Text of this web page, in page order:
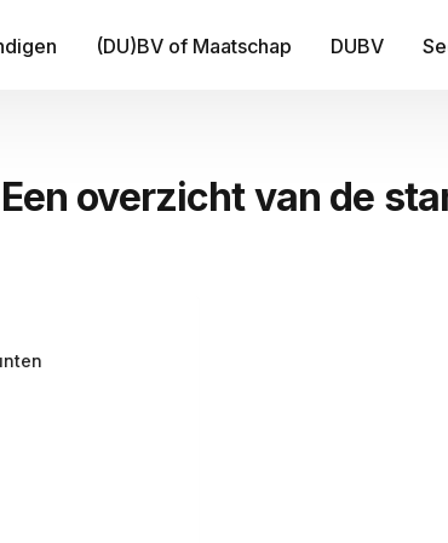
(DU)BV of Maatschap DUBV
overzicht van de